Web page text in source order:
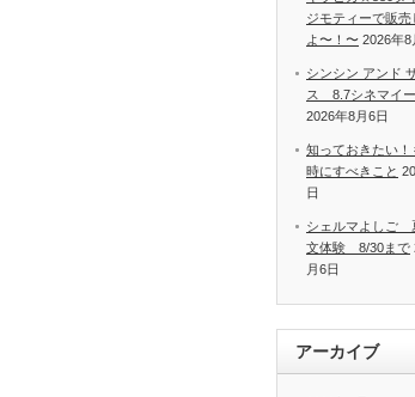
ジモティーで販売
よ〜！〜 2026年8
シンシン アンド
ス 8.7シネマイ
2026年8月6日
知っておきたい！
時にすべきこと
日
シェルマよしご
文体験 8/30まで
月6日
アーカイブ